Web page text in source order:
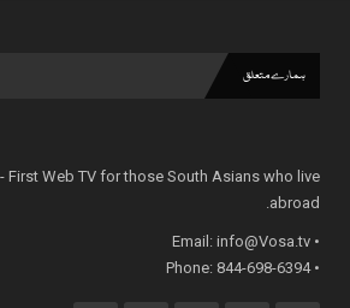
ہمارے متعلق
First Web TV for those South Asians who live
abroad.
• Email:
info@Vosa.tv
• Phone: 844-698-6394